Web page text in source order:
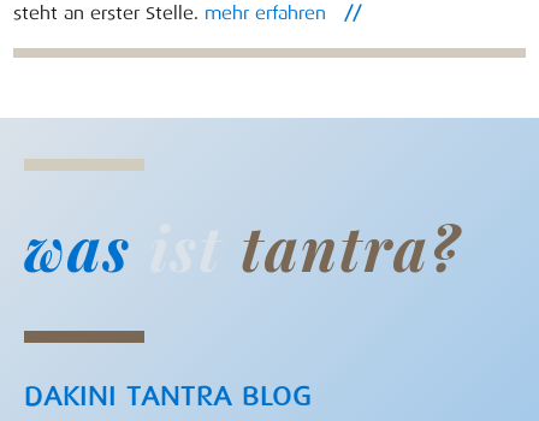
steht an erster Stelle. mehr erfahren //
was ist tantra?
DAKINI TANTRA BLOG